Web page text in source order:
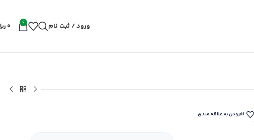
ورود / ثبت نام 0
0
افزودن به علاقه مندی